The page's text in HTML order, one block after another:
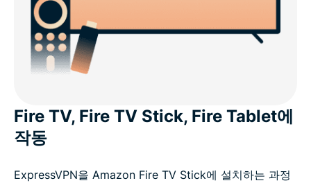
Fire TV, Fire TV Stick, Fire Tablet에
작동
ExpressVPN을 Amazon Fire TV Stick에 설치하는 과정